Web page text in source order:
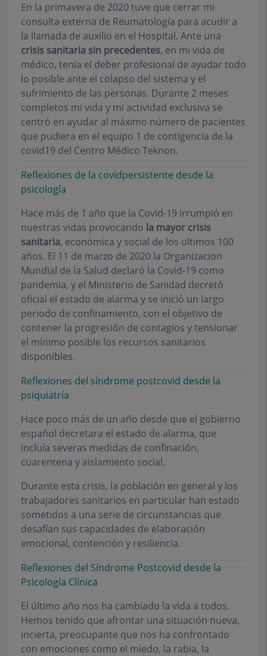
En la primavera de 2020 tuve que cerrar mi
consulta externa de Reumatología para acudir a
la llamada de auxilio en el Hospital. Ante una
crisis sanitaria sin precedentes, en mi vida de
médico, tenía el deber profesional de ayudar todo
lo posible ante el colapso del sistema y el
sufrimiento de las personas. Durante 2 meses
completos mi vida y mi actividad exclusiva se
centró en ayudar al máximo número de pacientes
que pudiera en el equipo 1 de contigencia de la
covid19 del Centro Médico Teknon.
Reflexiones de la covidpersistente desde la
psicología
Hace más de 1 año que la Covid-19 irrumpió en
nuestras vidas provocando la mayor crisis
sanitaria, económica y social de los ultimos 100
años. El 11 de marzo de 2020 la Organizacion
Mundial de la Salud declaró la Covid-19 como
pandemia, y el Ministerio de Sanidad decretó
oficial el estado de alarma y se inició un largo
periodo de confinamiento, con el objetivo de
contener la progresión de contagios y tensionar
el mínimo posible los recursos sanitarios
disponibles.
Reflexiones del síndrome postcovid desde la
psiquiatría
Hace poco más de un año desde que el gobierno
español decretara el estado de alarma, que
incluía severas medidas de confinación,
cuarentena y aislamiento social.
Durante esta crisis, la población en general y los
trabajadores sanitarios en particular han estado
sometidos a una serie de circunstancias que
desafían sus capacidades de elaboración
emocional, contención y resiliencia.
Reflexiones del Síndrome Postcovid desde la
Psicología Clínica
El último año nos ha cambiado la vida a todos.
Hemos tenido que afrontar una situación nueva,
incierta, preocupante que nos ha confrontado
con emociones como el miedo, la rabia, la